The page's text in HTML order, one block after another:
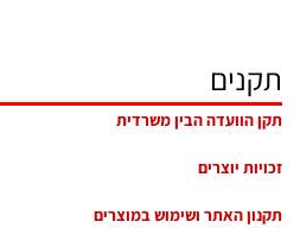
תקנים
תקן הוועדה הבין משרדית
זכויות יוצרים
תקנון האתר ושימוש במוצרים